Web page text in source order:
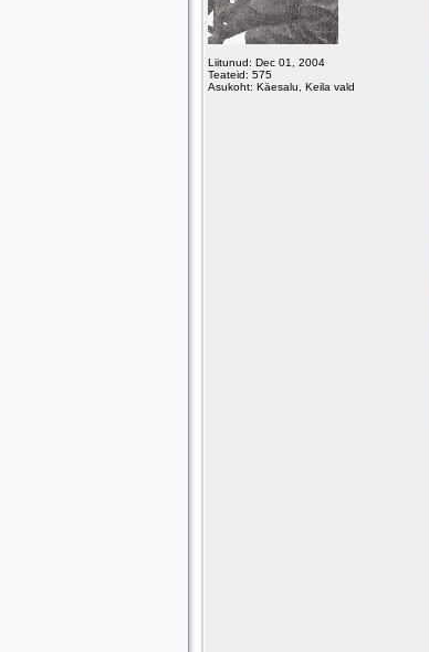
Liitunud: Dec 01, 2004
Teateid: 575
Asukoht: Käesalu, Keila vald